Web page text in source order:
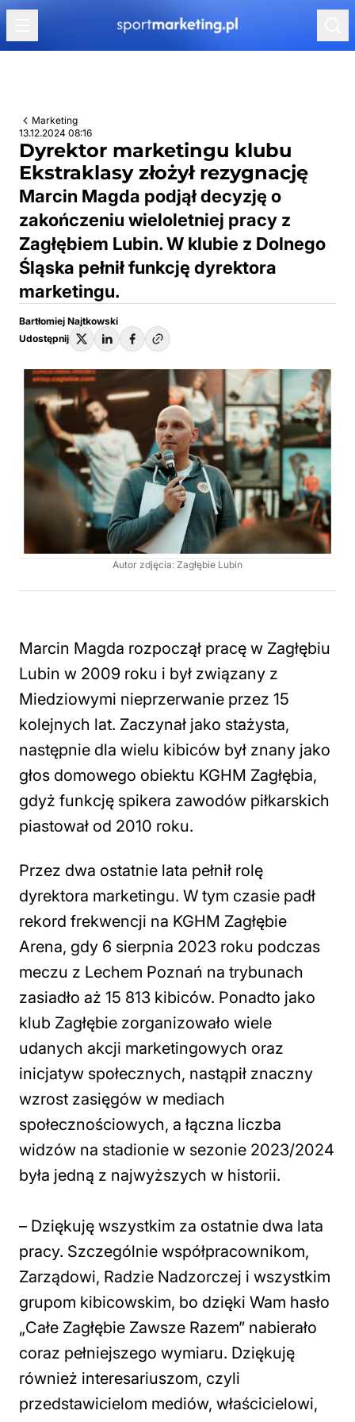
Przejdź do treści
Marketing
13.12.2024 08:16
Dyrektor marketingu klubu
Ekstraklasy złożył rezygnację
Marcin Magda podjął decyzję o
zakończeniu wieloletniej pracy z
Zagłębiem Lubin. W klubie z Dolnego
Śląska pełnił funkcję dyrektora
marketingu.
Bartłomiej Najtkowski
Udostępnij
Autor zdjęcia: Zagłębie Lubin
Marcin Magda rozpoczął pracę w Zagłębiu
Lubin w 2009 roku i był związany z
Miedziowymi nieprzerwanie przez 15
kolejnych lat. Zaczynał jako stażysta,
następnie dla wielu kibiców był znany jako
głos domowego obiektu KGHM Zagłębia,
gdyż funkcję spikera zawodów piłkarskich
piastował od 2010 roku.
Przez dwa ostatnie lata pełnił rolę
dyrektora marketingu. W tym czasie padł
rekord frekwencji na KGHM Zagłębie
Arena, gdy 6 sierpnia 2023 roku podczas
meczu z Lechem Poznań na trybunach
zasiadło aż 15 813 kibiców. Ponadto jako
klub Zagłębie zorganizowało wiele
udanych akcji marketingowych oraz
inicjatyw społecznych, nastąpił znaczny
wzrost zasięgów w mediach
społecznościowych, a łączna liczba
widzów na stadionie w sezonie 2023/2024
była jedną z najwyższych w historii.
– Dziękuję wszystkim za ostatnie dwa lata
pracy. Szczególnie współpracownikom,
Zarządowi, Radzie Nadzorczej i wszystkim
grupom kibicowskim, bo dzięki Wam hasło
„Całe Zagłębie Zawsze Razem” nabierało
coraz pełniejszego wymiaru. Dziękuję
również interesariuszom, czyli
przedstawicielom mediów, właścicielowi,